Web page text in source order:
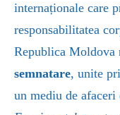
internaționale care
responsabilitatea
Republica Moldova
semnatare, unite
un mediu de